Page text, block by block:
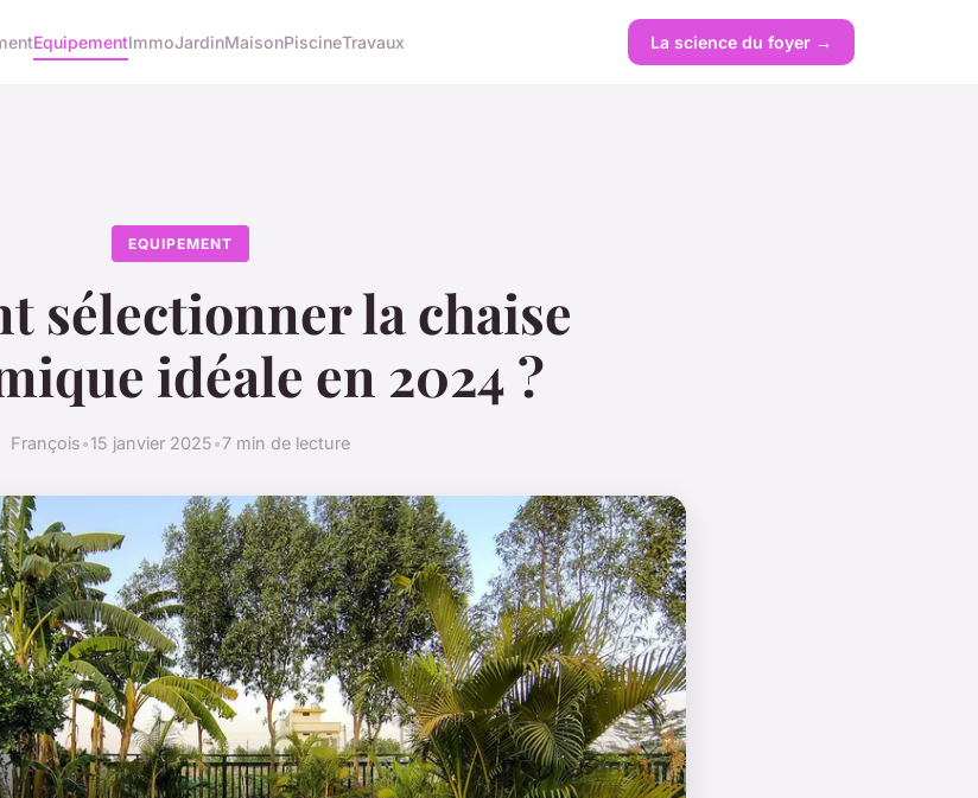
EquipementImmoJardinMaisonPiscineTravaux La science du foyer →
EQUIPEMENT
sélectionner la chaise
idéale en 2024 ?
François•15 janvier 2025•7 min de lecture